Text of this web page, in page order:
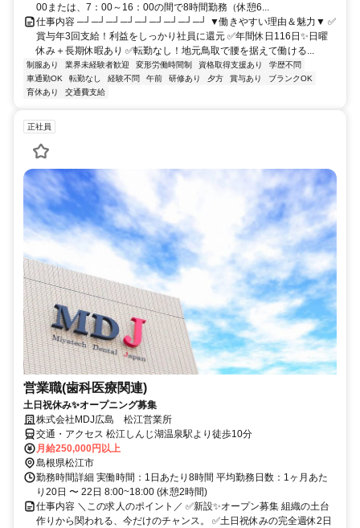
00または、7：00～16：00の間で8時間勤務（休憩6...
仕事内容 ─┘─┘─┘─┘─┘─┘─┘─┘─┘ ▼働きやすい理由＆魅力▼ ✅
賞与年3回支給！利益をしっかり社員に還元 ✅年間休日116日✨日曜
休み＋長期休暇あり ✅転勤なし！地元鳥取で腰を据えて働ける...
制服あり 業界未経験者歓迎 変形労働時間制 資格取得支援あり
学歴不問
車通勤OK
転勤なし 経験不問 午前 研修あり 夕方 賞与あり
ブランクOK
育休あり
交通費支給
正社員
営業職(歯科医療関連)
土日祝休み✨オープニング募集
株式会社MDJ広島 松江営業所
交通・アクセス 松江しんじ湖温泉駅より徒歩10分
月給250,000円以上
島根県松江市
勤務時間詳細 実働時間：1日あたり8時間 平均勤務日数：1ヶ月あた
り20日 〜 22日 8:00~18:00 (休憩2時間)
仕事内容 ＼この求人のポイント／ ✅新設✨オープン募集 組織の土台
作りから関われる、今だけのチャンス。 ✅土日祝休みの完全週休2日